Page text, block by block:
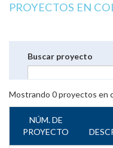
PROYECTOS EN
Buscar proyecto
Mostrando 0proyectos en
NÚM. DE
PROYECTO